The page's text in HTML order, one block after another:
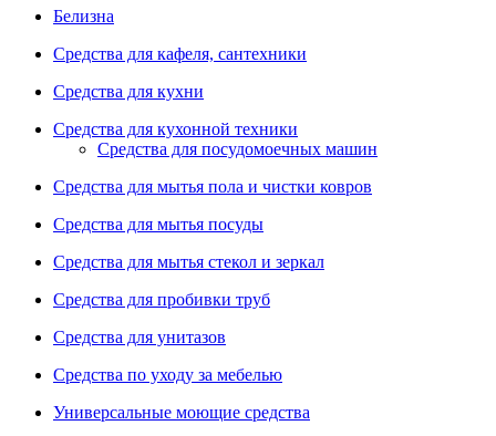
Белизна
Средства для кафеля, сантехники
Средства для кухни
Средства для кухонной техники
Средства для посудомоечных машин
Средства для мытья пола и чистки ковров
Средства для мытья посуды
Средства для мытья стекол и зеркал
Средства для пробивки труб
Средства для унитазов
Средства по уходу за мебелью
Универсальные моющие средства